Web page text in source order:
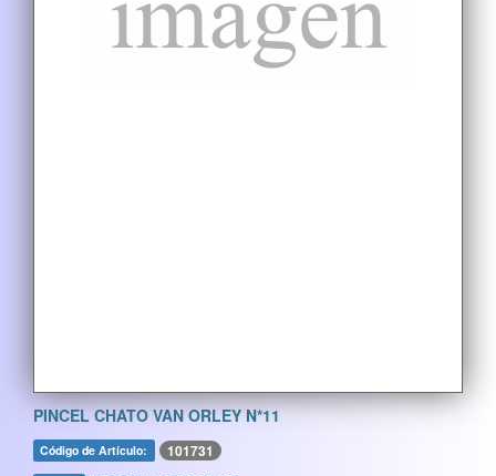
PINCEL CHATO VAN ORLEY N*11
Código de Artículo: 101731